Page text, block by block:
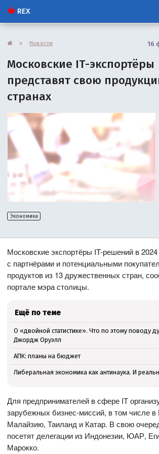
REX
» Новости 16
Московские IT-экспортёры
представят свою
странах
Экономика
Московские экспортёры IT-решений в 2024
с партнёрами и потенциальными
продуктов из 13 дружественных стран,
портале мэра столицы.
Ещё по теме
О «двойной статистике». Что по этому поводу
Джордж Оруэлл
АПК: планы на бюджет
Либеральная экономика как антинаука. И
Для предпринимателей в сфере IT
зарубежных бизнес-миссий, в том числе
Малайзию, Таиланд и Катар. В свою
посетят делегации из Индонезии, ЮАР,
Марокко.